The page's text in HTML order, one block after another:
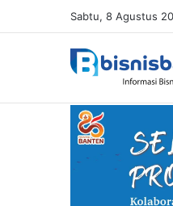
Sabtu, 8 Agustus